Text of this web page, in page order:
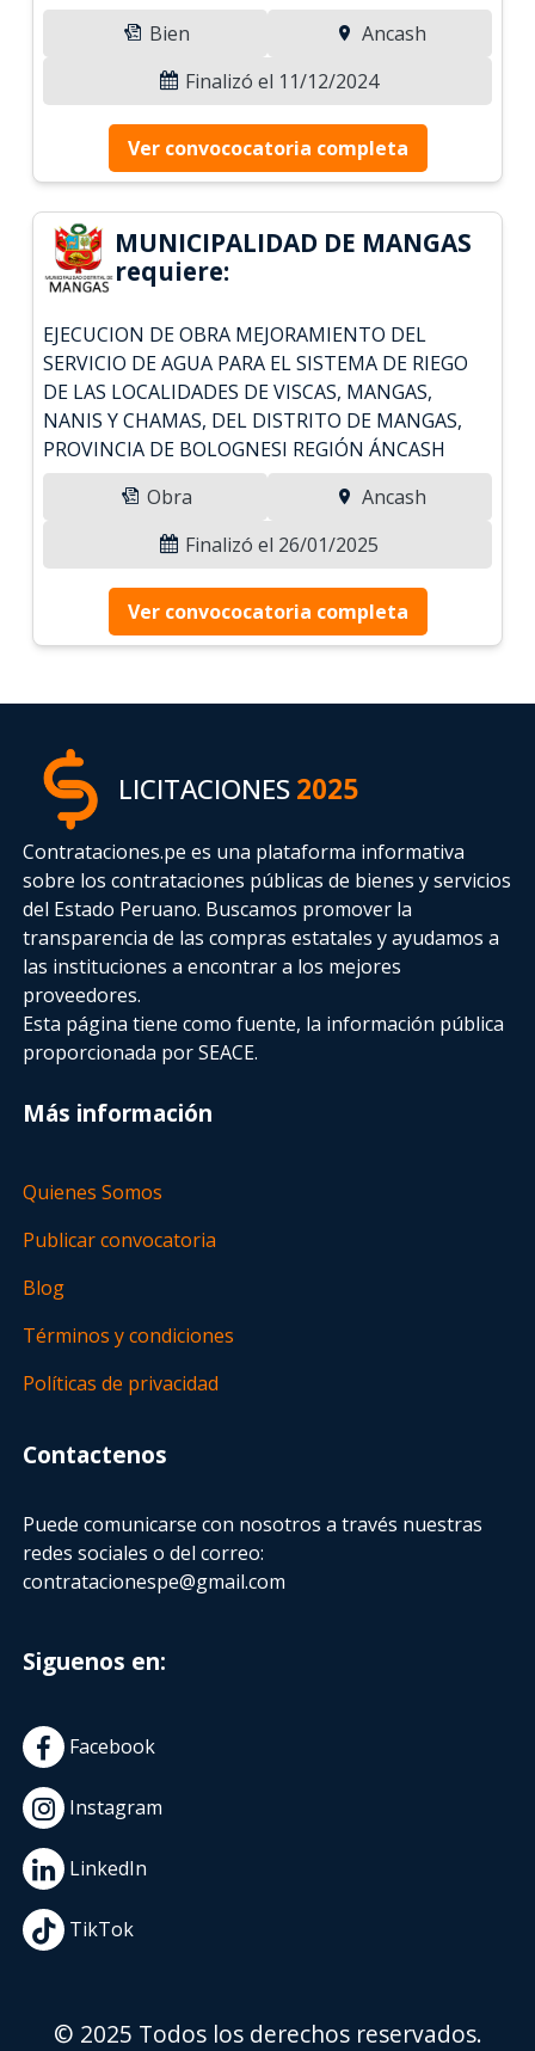
Bien
Ancash
Finalizó el 11/12/2024
Ver convococatoria completa
MUNICIPALIDAD DE MANGAS
requiere:
EJECUCION DE OBRA MEJORAMIENTO DEL
SERVICIO DE AGUA PARA EL SISTEMA DE RIEGO
DE LAS LOCALIDADES DE VISCAS, MANGAS,
NANIS Y CHAMAS, DEL DISTRITO DE MANGAS,
PROVINCIA DE BOLOGNESI REGIÓN ÁNCASH
Obra
Ancash
Finalizó el 26/01/2025
Ver convococatoria completa
LICITACIONES2025
Contrataciones.pe es una plataforma informativa
sobre los contrataciones públicas de bienes y servicios
del Estado Peruano. Buscamos promover la
transparencia de las compras estatalesy ayudamos a
las instituciones a encontrar a los mejores
proveedores.
Esta página tiene como fuente, la información pública
proporcionada por SEACE.
Más información
Quienes Somos
Publicar convocatoria
Blog
Términos y condiciones
Políticas de privacidad
Contactenos
Puede comunicarse con nosotros a través nuestras
redes sociales o del correo:
contratacionespe@gmail.com
Siguenos en:
Facebook
Instagram
LinkedIn
TikTok
© 2025 Todos los derechos reservados.